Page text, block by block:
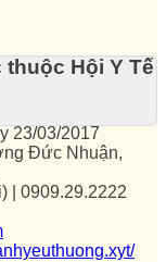
Hội Y Tế
23/03/2017
Đức Nhuận,
| 0909.29.2222